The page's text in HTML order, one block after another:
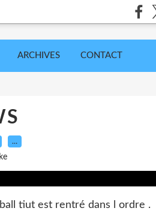
ARCHIVES CONTACT
…
tiut est rentré dans l ordre .